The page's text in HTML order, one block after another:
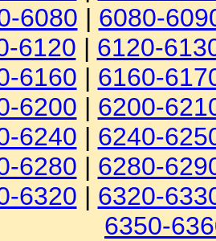
6080 | 6080-
6120 | 6120-
6160 | 6160-
6200 | 6200-
6240 | 6240-
6280 | 6280-
6320 | 6320-
6350-